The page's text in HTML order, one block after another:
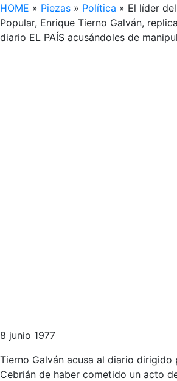
HOME » Piezas » Política » El líder
Popular, Enrique Tierno Galván,
diario EL PAÍS acusándoles de
8 junio 1977
Tierno Galván acusa al diario dirigido
Cebrián de haber cometido un acto